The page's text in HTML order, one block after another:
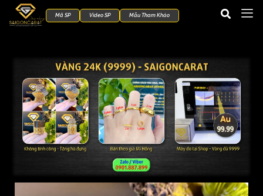
Mã SP Video SP Mẫu Tham Khảo